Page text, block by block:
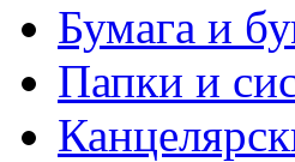
Бумага и
Папки и